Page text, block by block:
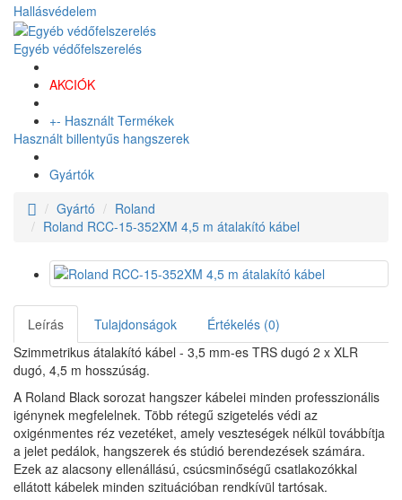
Hallásvédelem
Egyéb védőfelszerelés
AKCIÓK
+- Használt Termékek
Használt billentyűs hangszerek
Gyártók
Gyártó
Roland
Roland RCC-15-352XM 4,5 m átalakító kábel
Leírás Tulajdonságok
Értékelés (0)
Szimmetrikus átalakító kábel - 3,5 mm-es TRS dugó 2 x XLR
dugó, 4,5 m hosszúság.
A Roland Black sorozat hangszer kábelei minden professzionális
igénynek megfelelnek. Több rétegű szigetelés védi az
oxigénmentes réz vezetéket, amely veszteségek nélkül továbbítja
a jelet pedálok, hangszerek és stúdió berendezések számára.
Ezek az alacsony ellenállású, csúcsminőségű csatlakozókkal
ellátott kábelek minden szituációban rendkívül tartósak.